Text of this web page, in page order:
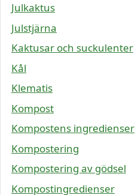
Julkaktus
Julstjärna
Kaktusar och suckulenter
Kål
Klematis
Kompost
Kompostens ingredienser
Kompostering
Kompostering av gödsel
Kompostingredienser